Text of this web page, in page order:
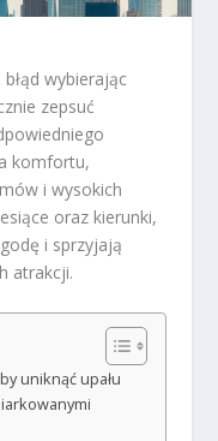
błąd wybierając
zepsuć
komfortu,
i wysokich
oraz kierunki,
i sprzyjają
atrakcji.
uniknąć upału